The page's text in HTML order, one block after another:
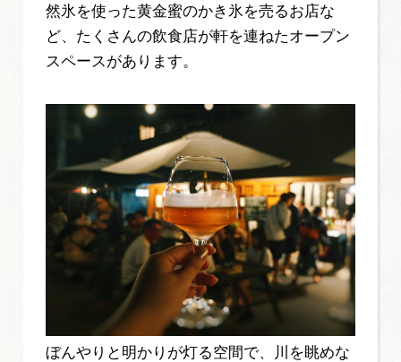
然氷を使った黄金蜜のかき氷を売るお店な
ど、たくさんの飲食店が軒を連ねたオープン
スペースがあります。
ぼんやりと明かりが灯る空間で、川を眺めな